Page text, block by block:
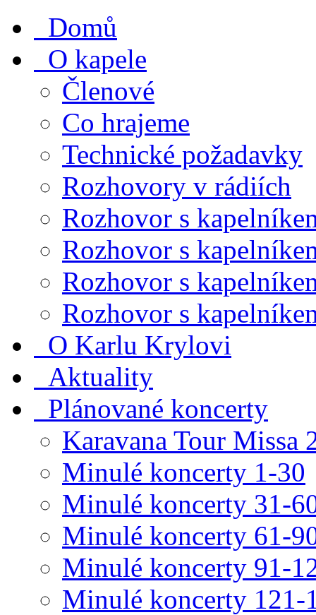
Domů
O kapele
Členové
Co hrajeme
Technické požadavky
Rozhovory v rádiích
Rozhovor s
Rozhovor s
Rozhovor s
Rozhovor s
O Karlu Krylovi
Aktuality
Plánované koncerty
Karavana Tour Missa
Minulé koncerty 1-30
Minulé koncerty 31-
Minulé koncerty 61-
Minulé koncerty 91-
Minulé koncerty 121-